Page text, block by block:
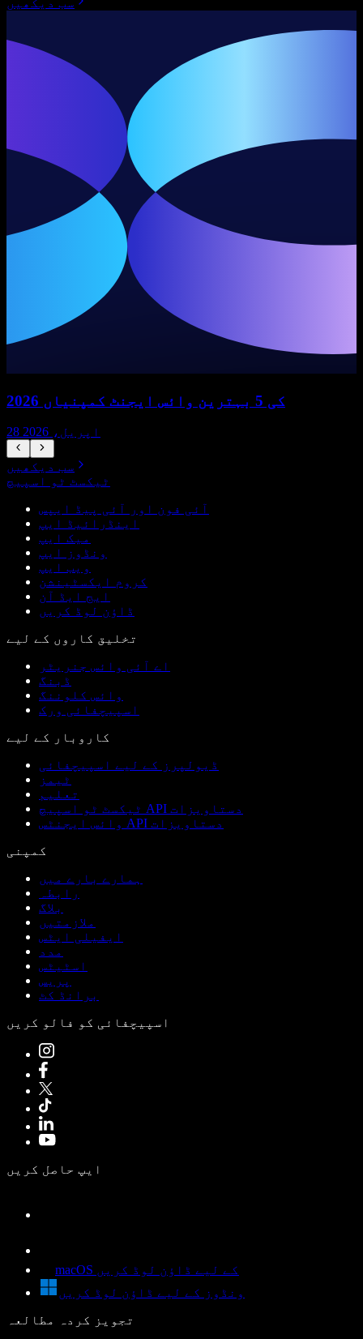
2026 کی 5 بہترین وائس ایجنٹ کمپنیاں
28 اپریل، 2026
سب دیکھیں
ٹیکسٹ ٹو اسپیچ
آئی فون اور آئی پیڈ ایپس
اینڈرائیڈ ایپ
میک ایپ
ونڈوز ایپ
ویب ایپ
کروم ایکسٹینشن
ایج ایڈ آن
ڈاؤن لوڈ کریں
تخلیق کاروں کے لیے
اے آئی وائس جنریٹر
ڈبنگ
وائس کلوننگ
اسپیچفائی ورک
کاروبار کے لیے
ڈیولپرز کے لیے اسپیچفائی
ٹیمز
تعلیم
ٹیکسٹ ٹو اسپیچ API دستاویزات
وائس ایجنٹس API دستاویزات
کمپنی
ہمارے بارے میں
رابطہ
بلاگ
ملازمتیں
ایفیلی ایٹس
مدد
اسٹیٹس
پریس
برانڈ کٹ
اسپیچفائی کو فالو کریں
ایپ حاصل کریں
macOS کے لیے ڈاؤن لوڈ کریں
ونڈوز کے لیے ڈاؤن لوڈ کریں
تجویز کردہ مطالعہ